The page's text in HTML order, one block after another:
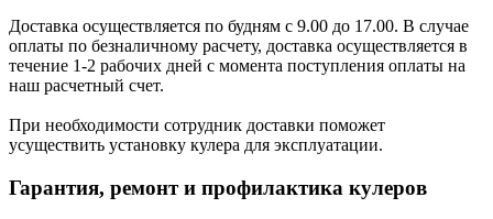
Доставка осуществляется по будням с 9.00 до 17.00. В случае
оплаты по безналичному расчету, доставка осуществляется в
течение 1-2 рабочих дней с момента поступления оплаты на
наш расчетный счет.
При необходимости сотрудник доставки поможет
усуществить установку кулера для эксплуатации.
Гарантия, ремонт и профилактика кулеров